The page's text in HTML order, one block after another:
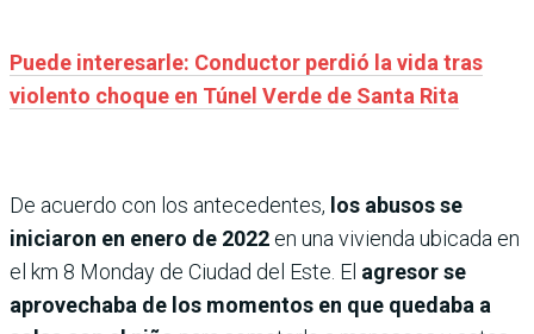
Puede interesarle: Conductor perdió la vida tras
violento choque en Túnel Verde de Santa Rita
De acuerdo con los antecedentes, los abusos se
iniciaron en enero de 2022 en una vivienda ubicada en
el km 8 Monday de Ciudad del Este. El agresor se
aprovechaba de los momentos en que quedaba a